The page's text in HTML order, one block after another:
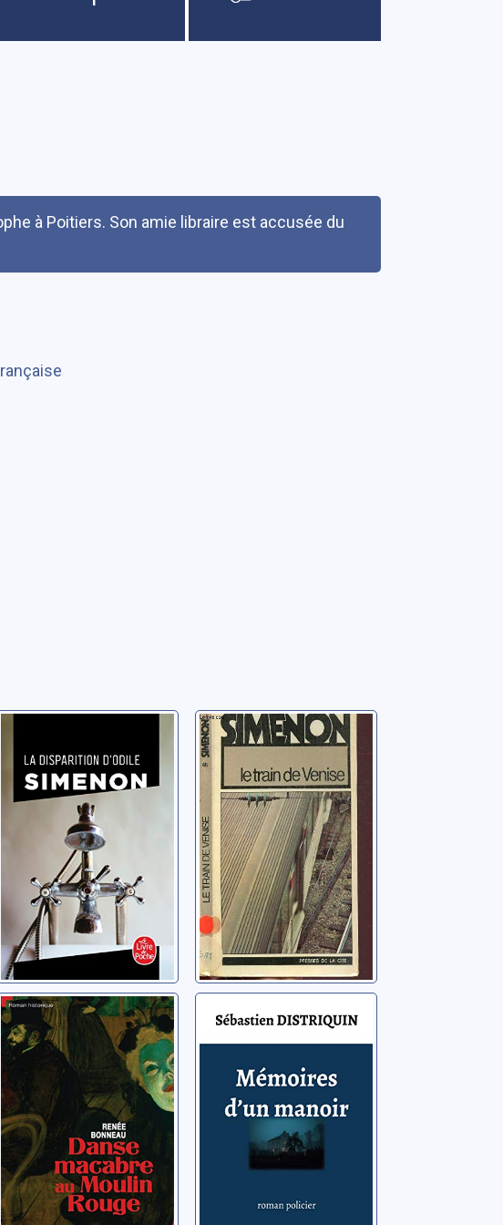
à Poitiers. Son amie libraire est accusée du
d'Odile
Simenon, Georges
Le train de
Venise
Simenon, Georges
Danse macabre
au Moulin-Rouge
Bonneau, Renée
Mémoires d'un
Distriquin, Sébastien